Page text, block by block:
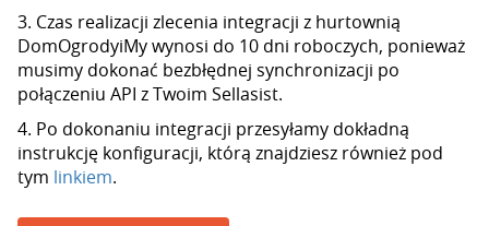
3. Czas realizacji zlecenia integracji z hurtownią
DomOgrodyiMy wynosi do 10 dni roboczych, ponieważ
musimy dokonać bezbłędnej synchronizacji po
połączeniu API z Twoim Sellasist.
4. Po dokonaniu integracji przesyłamy dokładną
instrukcję konfiguracji, którą znajdziesz również pod
tym linkiem.